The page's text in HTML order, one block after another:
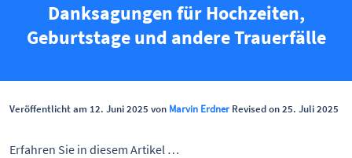
Danksagungen für Hochzeiten,
Geburtstage und andere Trauerfälle
Veröffentlicht am 12. Juni 2025 von Marvin Erdner Revised on 25. Juli 2025
Erfahren Sie in diesem Artikel …